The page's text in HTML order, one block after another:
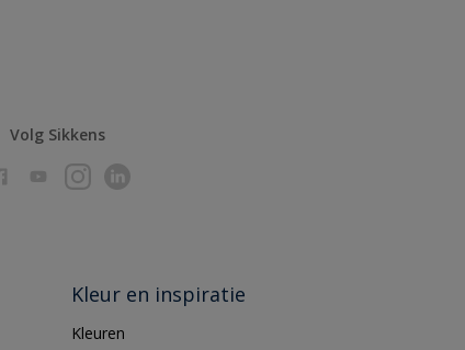
Volg Sikkens
Kleur en inspiratie
Kleuren